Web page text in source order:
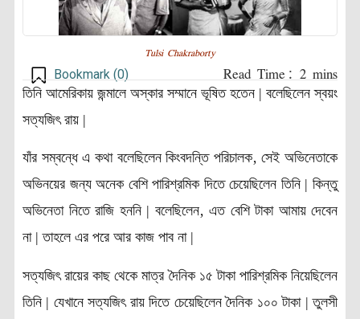
Tulsi Chakraborty
Bookmark (0)
তিনি আমেরিকায় জন্মালে অস্কার সম্মানে ভূষিত হতেন | বলেছিলেন স্বয়ং
সত্যজিৎ রায় |
যাঁর সম্বন্ধে এ কথা বলেছিলেন কিংবদন্তি পরিচালক‚ সেই অভিনেতাকে
অভিনয়ের জন্য অনেক বেশি পারিশ্রমিক দিতে চেয়েছিলেন তিনি | কিন্তু
অভিনেতা নিতে রাজি হননি | বলেছিলেন‚ এত বেশি টাকা আমায় দেবেন
না | তাহলে এর পরে আর কাজ পাব না |
সত্যজিৎ রায়ের কাছ থেকে মাত্র দৈনিক ১৫ টাকা পারিশ্রমিক নিয়েছিলেন
তিনি | যেখানে সত্যজিৎ রায় দিতে চেয়েছিলেন দৈনিক ১০০ টাকা | তুলসী